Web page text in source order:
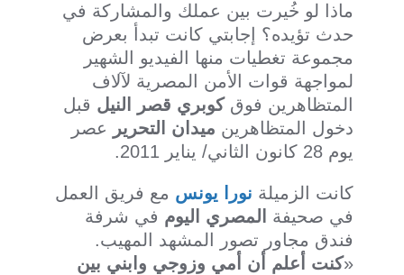
ماذا لو خُيرت بين عملك والمشاركة في
حدث تؤيده؟ إجابتي كانت تبدأ بعرض
مجموعة تغطيات منها الفيديو الشهير
لمواجهة قوات الأمن المصرية لآلاف
المتظاهرين فوقكوبري قصر النيل قبل
دخول المتظاهرين ميدان التحرير
عصر
يوم 28 كانون الثاني/ يناير 2011.
كانت الزميلة نورا يونس مع فريق العمل
في صحيفة
المصري اليوم في شرفة
فندق مجاور تصور المشهد المهيب.
«كنت أعلم أن أمي وزوجي وابني بين